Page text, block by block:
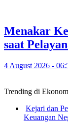
Menakar
saat
4 August 2026 -
Trending di
Kejari dan
Keuangan